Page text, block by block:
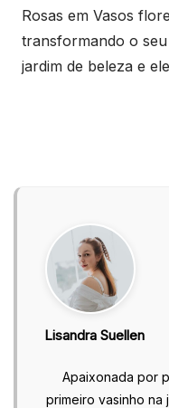
Rosas em Vasos
transformando o
jardim de beleza e
Lisandra Suellen
Apaixonada por
primeiro vasinho na